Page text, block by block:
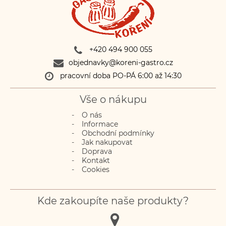
+420 494 900 055
objednavky@koreni-gastro.cz
pracovní doba PO-PÁ 6:00 až 14:30
Vše o nákupu
O nás
Informace
Obchodní podmínky
Jak nakupovat
Doprava
Kontakt
Cookies
Kde zakoupíte naše produkty?